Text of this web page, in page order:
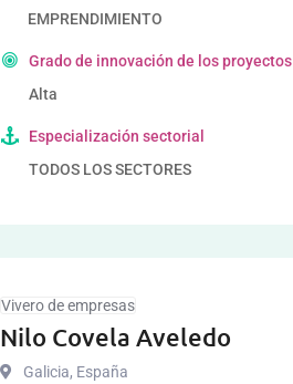
EMPRENDIMIENTO
Grado de innovación de los
Alta
Especialización sectorial
TODOS LOS SECTORES
Vivero de empresas
Nilo Covela Aveledo
Galicia, España